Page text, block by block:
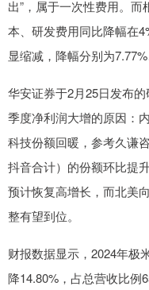
出”，属于一次性费用。
本、研发费用同比降幅在
显缩减，降幅分别为7.77%
华安证券于2月25日发布
季度净利润大增的原因：
科技份额回暖，参考久谦
抖音合计）的份额环比提
预计恢复高增长，而北美
整有望到位。
财报数据显示，2024年极
降14.80%，占总营收比例